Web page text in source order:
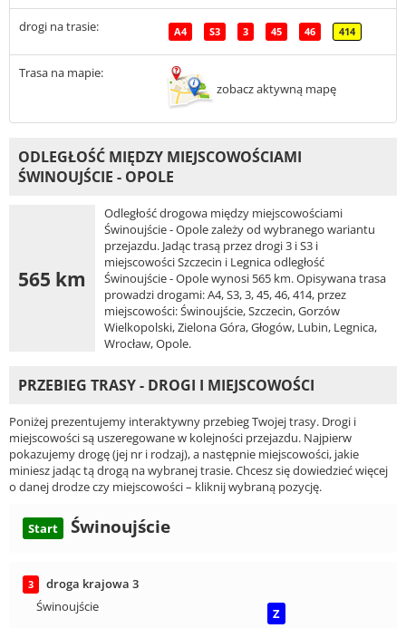
drogi na trasie: A4 S3 3 45 46 414
Trasa na mapie:
zobacz aktywną mapę
ODLEGŁOŚĆ MIĘDZY MIEJSCOWOŚCIAMI
ŚWINOUJŚCIE - OPOLE
565 km
Odległość drogowa między miejscowościami
Świnoujście - Opole zależy od wybranego wariantu
przejazdu. Jadąc trasą przez drogi 3 i S3 i
miejscowości Szczecin i Legnica odległość
Świnoujście - Opole wynosi 565 km. Opisywana trasa
prowadzi drogami: A4, S3, 3, 45, 46, 414, przez
miejscowości: Świnoujście, Szczecin, Gorzów
Wielkopolski, Zielona Góra, Głogów, Lubin, Legnica,
Wrocław, Opole.
PRZEBIEG TRASY - DROGI I MIEJSCOWOŚCI
Poniżej prezentujemy interaktywny przebieg Twojej trasy. Drogi i
miejscowości są uszeregowane w kolejności przejazdu. Najpierw
pokazujemy drogę (jej nr i rodzaj), a następnie miejscowości, jakie
miniesz jadąc tą drogą na wybranej trasie. Chcesz się dowiedzieć więcej
o danej drodze czy miejscowości – kliknij wybraną pozycję.
Start Świnoujście
3
droga krajowa 3
Świnoujście
Z